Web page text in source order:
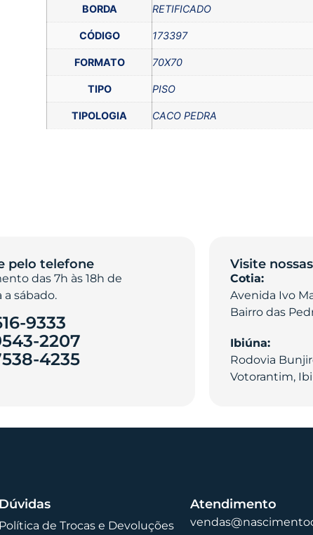
BORDA RETIFICADO
CÓDIGO 173397
FORMATO 70X70
TIPO PISO
TIPOLOGIA CACO PEDRA
pelo telefone
das 7h às 18h de
sábado.
9333
2207
4235‎
Visite
Cotia:
Avenida Ivo
Bairro das
Ibiúna:
Rodovia
Votorantim,
Dúvidas
Política de Trocas e Devoluções
Atendimento